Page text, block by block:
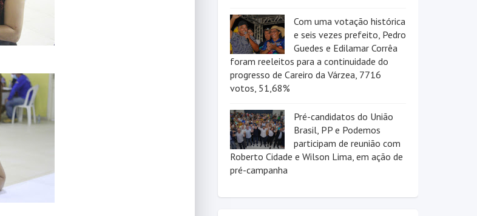
Com uma votação histórica
e seis vezes prefeito, Pedro
Guedes e Edilamar Corrêa
foram reeleitos para a continuidade do
progresso de Careiro da Várzea, 7716
votos, 51,68%
Pré-candidatos do União
Brasil, PP e Podemos
participam de reunião com
Roberto Cidade e Wilson Lima, em ação de
pré-campanha